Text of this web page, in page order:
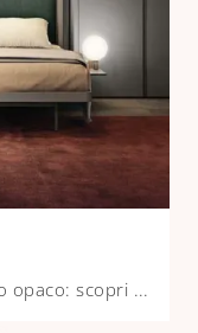
Letti a scomparsa di Clei in laccato opaco: scopri di più sul letto Living 27 e arreda i tuoi spazi in modo pratico e dinamico.